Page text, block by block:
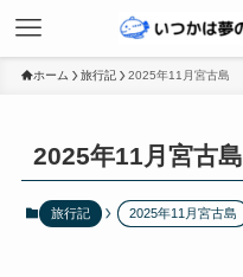
ホーム 旅行記 2025年11月宮古島
2025年11月宮古島
旅行記 2025年11月宮古島